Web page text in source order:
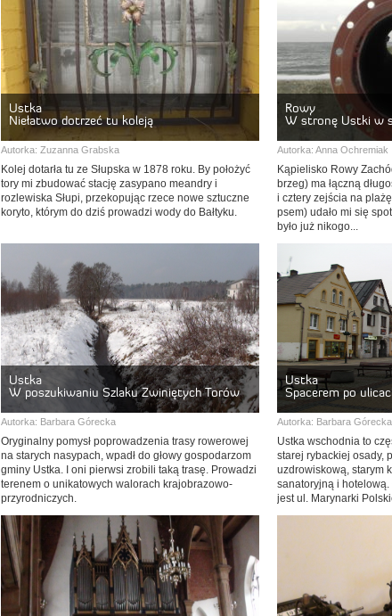
Ustka
Niełatwo dotrzeć tu koleją
Autorka: Zuzanna Grabska
Kolej dotarła tu ze Słupska w 1878 roku. By położyć
tory mi zbudować stację zasypano meandry i
rozlewiska Słupi, przekopując rzece nowe sztuczne
koryto, którym do dziś prowadzi wody do Bałtyku.
Rowy
W stronę Ustki w
Autorka: Anna Ochremiak
Kąpielisko Rowy
brzeg) ma łączną
i cztery zejścia na
psem) udało mi się
było już nikogo...
Ustka
W poszukiwaniu Szlaku Zwiniętych Torów
Autorka: Barbara Górecka
Oryginalny pomysł poprowadzenia trasy rowerowej
na starych nasypach, wpadł do głowy gospodarzom
gminy Ustka. I oni pierwsi zrobili taką trasę. Prowadzi
terenem o unikatowych walorach krajobrazowo-
przyrodniczych.
Ustka
Spacerem po
Autorka: Barbara Górecka
Ustka wschodnia to
starej rybackiej osady,
uzdrowiskową, starym
sanatoryjną i hotelową.
jest ul. Marynarki